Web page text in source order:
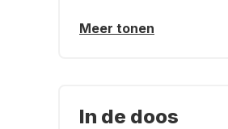
Meer tonen
In de doos